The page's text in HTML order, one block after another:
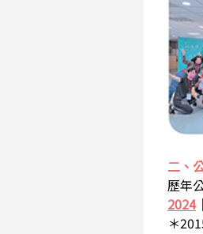
二、
歷年
2024｜
＊